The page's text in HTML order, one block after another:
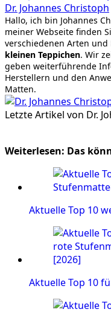
Dr. Johannes Christoph
Hallo, ich bin Johannes
meiner Webseite finden
verschiedenen Arten und
kleinen Teppichen. Wir
geben weiterführende
Herstellern und den
Matten.
Letzte Artikel von Dr.
Weiterlesen: Das
Aktuelle Top 10
Aktuelle Top 10